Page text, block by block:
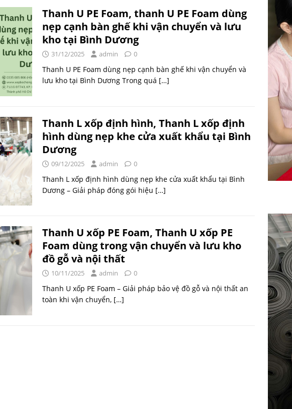
Thanh U PE Foam, thanh U PE Foam dùng
nẹp cạnh bàn ghế khi vận chuyển và lưu
kho tại Bình Dương
31/12/2025 admin 0
Thanh U PE Foam dùng nẹp cạnh bàn ghế khi vận chuyển và
lưu kho tại Bình Dương Trong quá […]
Thanh L xốp định hình, Thanh L xốp định
hình dùng nẹp khe cửa xuất khẩu tại Bình
Dương
09/12/2025 admin 0
Thanh L xốp định hình dùng nẹp khe cửa xuất khẩu tại Bình
Dương – Giải pháp đóng gói hiệu […]
Thanh U xốp PE Foam, Thanh U xốp PE
Foam dùng trong vận chuyển và lưu kho
đồ gỗ và nội thất
10/11/2025 admin 0
Thanh U xốp PE Foam – Giải pháp bảo vệ đồ gỗ và nội thất an
toàn khi vận chuyển, […]